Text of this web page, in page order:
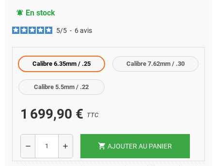
notifications_active En stock
5/5 - 6avis
Calibre 6.35mm / .25 Calibre 7.62mm / .30
Calibre 5.5mm / .22
1 699,90 € TTC
remove add shopping_cart AJOUTER AU PANIER